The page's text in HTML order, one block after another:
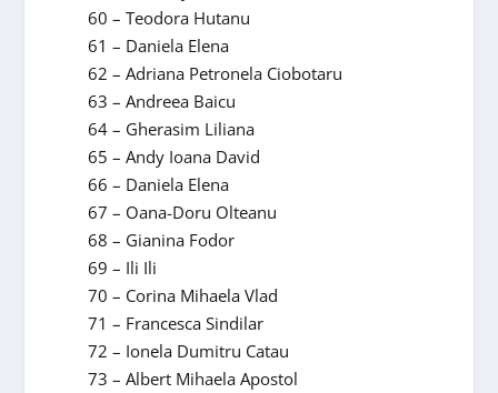
60 – Teodora Hutanu
61 – Daniela Elena
62 – Adriana Petronela Ciobotaru
63 – Andreea Baicu
64 – Gherasim Liliana
65 – Andy Ioana David
66 – Daniela Elena
67 – Oana-Doru Olteanu
68 – Gianina Fodor
69 – Ili Ili
70 – Corina Mihaela Vlad
71 – Francesca Sindilar
72 – Ionela Dumitru Catau
73 – Albert Mihaela Apostol